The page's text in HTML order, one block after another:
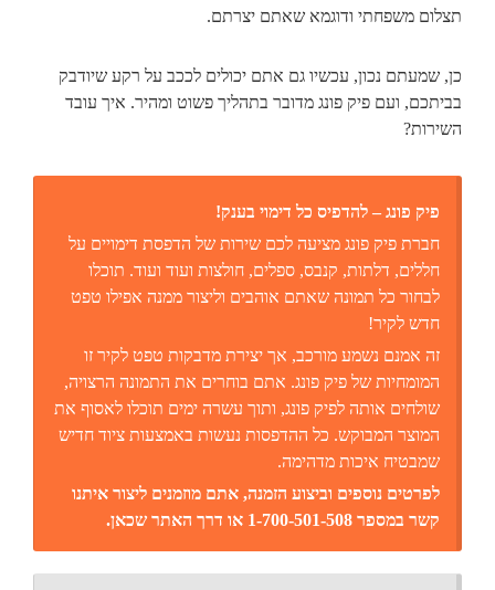
תצלום משפחתי ודוגמא שאתם יצרתם.
כן, שמעתם נכון, עכשיו גם אתם יכולים לככב על רקע שיודבק
בביתכם, ועם פיק פונג מדובר בתהליך פשוט ומהיר. איך עובד
השירות?
פיק פונג – להדפיס כל דימוי בענק!
חברת פיק פונג מציעה לכם שירות של הדפסת דימויים על
חללים, דלתות, קנבס, ספלים, חולצות ועוד ועוד. תוכלו
לבחור כל תמונה שאתם אוהבים וליצור ממנה אפילו טפט
חדש לקיר!
זה אמנם נשמע מורכב, אך יצירת מדבקות טפט לקיר זו
המומחיות של פיק פונג. אתם בוחרים את התמונה הרצויה,
שולחים אותה לפיק פונג, ותוך עשרה ימים תוכלו לאסוף את
המוצר המבוקש. כל ההדפסות נעשות באמצעות ציוד חדיש
שמבטיח איכות מדהימה.
לפרטים נוספים וביצוע הזמנה, אתם מוזמנים ליצור איתנו
קשר במספר 1-700-501-508 או דרך האתר שכאן.